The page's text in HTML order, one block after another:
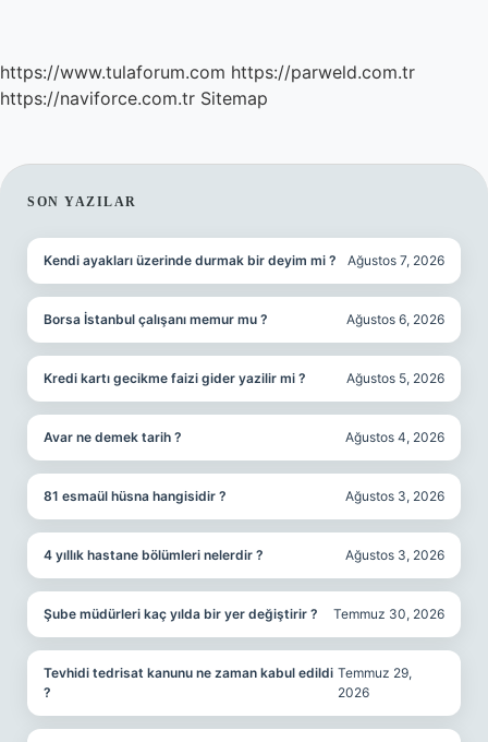
https://www.tulaforum.com https://parweld.com.tr
https://naviforce.com.tr Sitemap
SIDEBAR
SON YAZILAR
Kendi ayakları üzerinde durmak bir deyim mi ? Ağustos 7, 2026
Borsa İstanbul çalışanı memur mu ? Ağustos 6, 2026
Kredi kartı gecikme faizi gider yazilir mi ? Ağustos 5, 2026
Avar ne demek tarih ? Ağustos 4, 2026
81 esmaül hüsna hangisidir ? Ağustos 3, 2026
4 yıllık hastane bölümleri nelerdir ? Ağustos 3, 2026
Şube müdürleri kaç yılda bir yer değiştirir ? Temmuz 30, 2026
Tevhidi tedrisat kanunu ne zaman kabul edildi
?
Temmuz 29,
2026